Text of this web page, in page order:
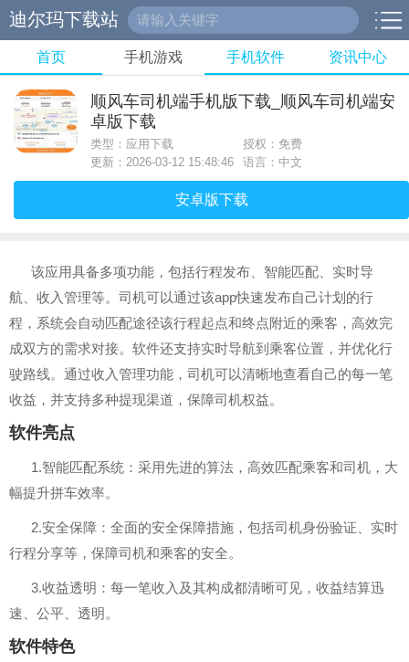
迪尔玛下载站
首页 手机游戏 手机软件 资讯中心
顺风车司机端手机版下载_顺风车司机端安
卓版下载
类型：应用下载
授权：免费
更新：2026-03-12 15:48:46
语言：中文
安卓版下载
该应用具备多项功能，包括行程发布、智能匹配、实时导
航、收入管理等。司机可以通过该app快速发布自己计划的行
程，系统会自动匹配途径该行程起点和终点附近的乘客，高效完
成双方的需求对接。软件还支持实时导航到乘客位置，并优化行
驶路线。通过收入管理功能，司机可以清晰地查看自己的每一笔
收益，并支持多种提现渠道，保障司机权益。
软件亮点
1.智能匹配系统：采用先进的算法，高效匹配乘客和司机，大
幅提升拼车效率。
2.安全保障：全面的安全保障措施，包括司机身份验证、实时
行程分享等，保障司机和乘客的安全。
3.收益透明：每一笔收入及其构成都清晰可见，收益结算迅
速、公平、透明。
软件特色